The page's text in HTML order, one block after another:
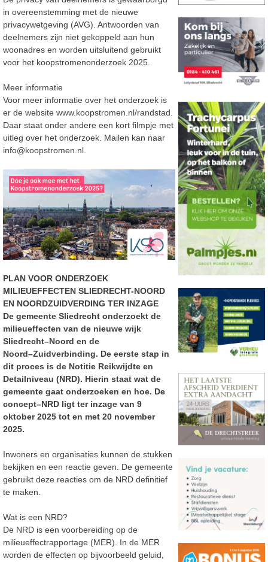
in overeenstemming met de nieuwe
privacywetgeving (AVG). Antwoorden van
deelnemers zijn niet gekoppeld aan hun
woonadres en worden uitsluitend gebruikt
voor het koopstromenonderzoek 2025.
Meer informatie
Voor meer informatie over het onderzoek is
er de website www.koopstromen.nl/randstad.
Daar staat onder andere een kort filmpje met
uitleg over het onderzoek. Mailen kan naar
info@koopstromen.nl.
PLAN VOOR ONDERZOEK
MILIEUEFFECTEN SLIEDRECHT-NOORD
EN NOORDZUIDVERDING TER INZAGE
De gemeente Sliedrecht onderzoekt de
milieueffecten van de nieuwe wijk
Sliedrecht–Noord en de
Noord–Zuidverbinding. De eerste stap in
dit proces is de Notitie Reikwijdte en
Detailniveau (NRD). Hierin staat wat de
gemeente gaat onderzoeken en hoe. De
concept–NRD ligt ter inzage van 9
oktober 2025 tot en met 20 november
2025.
Inwoners en organisaties kunnen de stukken
bekijken en een reactie geven. De gemeente
gebruikt deze reacties om de NRD definitief
te maken.
Wat is een NRD?
De NRD is een voorbereiding op de
milieueffectrapportage (MER). In de MER
worden de effecten op bijvoorbeeld geluid,